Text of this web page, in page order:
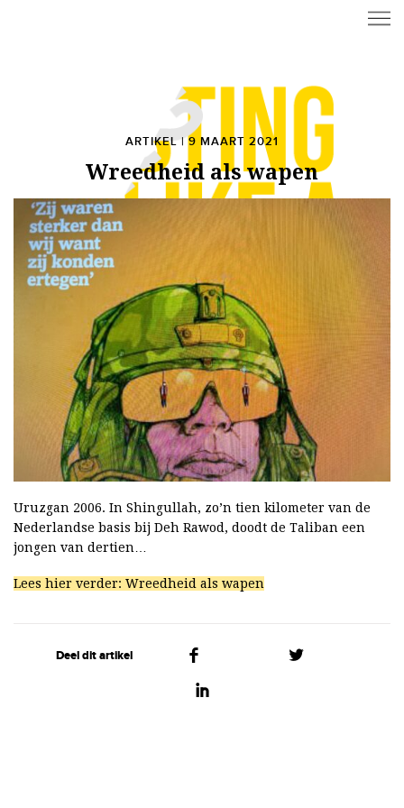
ARTIKEL | 9 MAART 2021
Wreedheid als wapen
Uruzgan 2006. In Shingullah, zo’n tien kilometer van de
Nederlandse basis bij Deh Rawod, doodt de Taliban een
jongen van dertien…
Lees hier verder: Wreedheid als wapen
Deel dit artikel